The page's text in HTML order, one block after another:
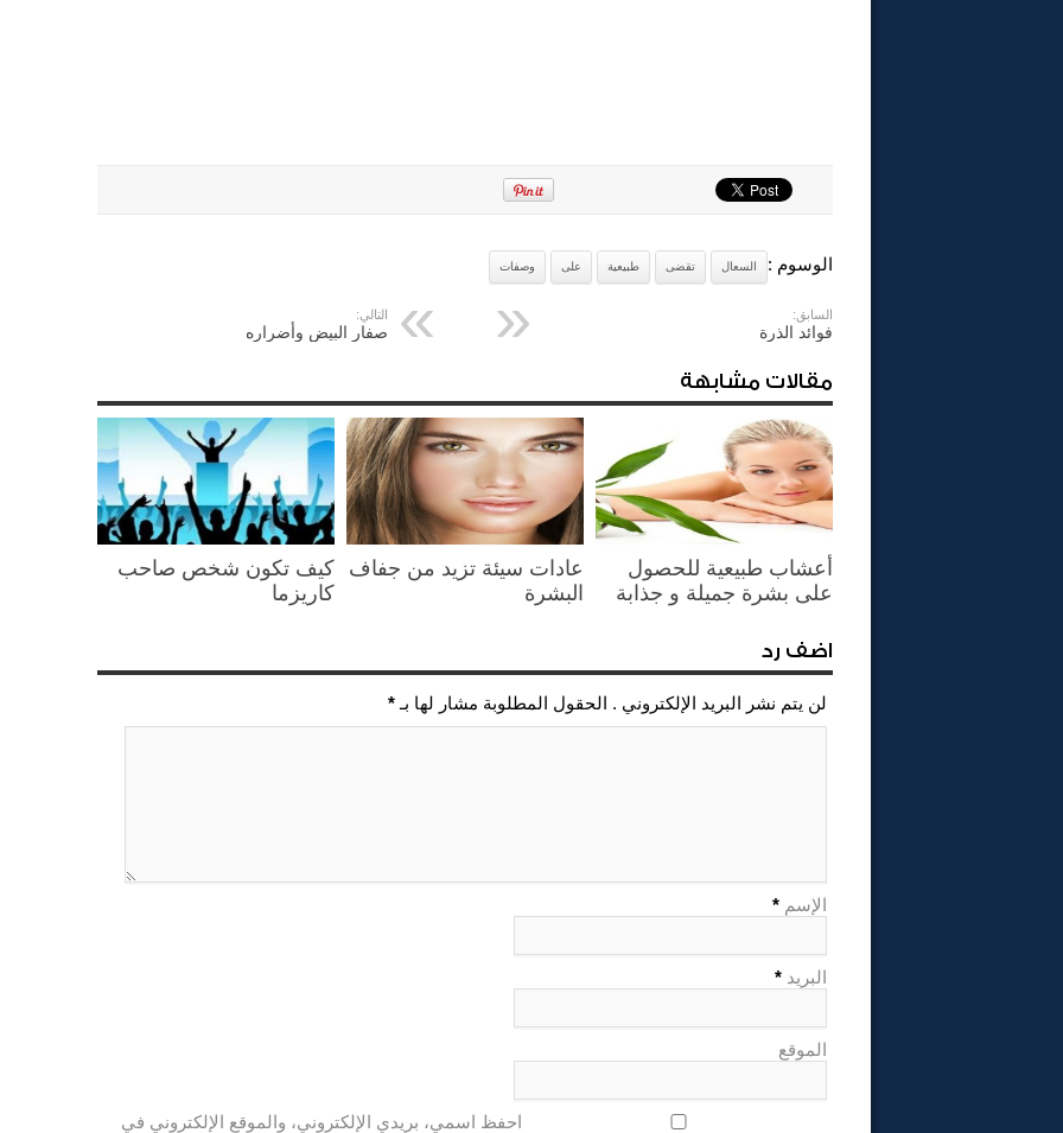
الوسوم : السعال تقضى طبيعية على وصفات
السابق:
فوائد الذرة
التالي:
صفار البيض وأضراره
مقالات مشابهة
أعشاب طبيعية للحصول
على بشرة جميلة و جذابة
عادات سيئة تزيد من جفاف
البشرة
كيف تكون شخص صاحب
كاريزما
اضف رد
لن يتم نشر البريد الإلكتروني . الحقول المطلوبة مشار لها بـ*
الإسم *
البريد *
الموقع
احفظ اسمي، بريدي الإلكتروني، والموقع الإلكتروني في